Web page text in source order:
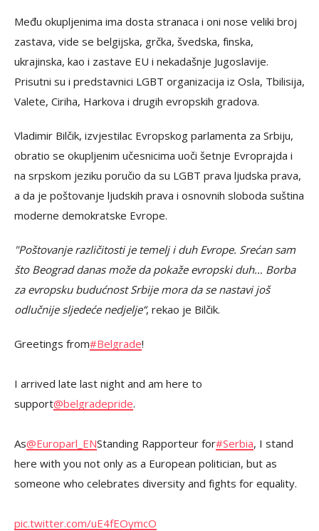
Među okupljenima ima dosta stranaca i oni nose veliki broj
zastava, vide se belgijska, grčka, švedska, finska,
ukrajinska, kao i zastave EU i nekadašnje Jugoslavije.
Prisutni su i predstavnici LGBT organizacija iz Osla, Tbilisija,
Valete, Ciriha, Harkova i drugih evropskih gradova.
Vladimir Bilčik, izvjestilac Evropskog parlamenta za Srbiju,
obratio se okupljenim učesnicima uoči šetnje Evroprajda i
na srpskom jeziku poručio da su LGBT prava ljudska prava,
a da je poštovanje ljudskih prava i osnovnih sloboda suština
moderne demokratske Evrope.
"Poštovanje različitosti je temelj i duh Evrope. Srećan sam
što Beograd danas može da pokaže evropski duh… Borba
za evropsku budućnost Srbije mora da se nastavi još
odlučnije sljedeće nedjelje“, rekao je Bilčik.
Greetings from#Belgrade!
I arrived late last night and am here to
support@belgradepride.
As@Europarl_ENStanding Rapporteur for#Serbia, I stand
here with you not only as a European politician, but as
someone who celebrates diversity and fights for equality.
pic.twitter.com/uE4fEOymcO